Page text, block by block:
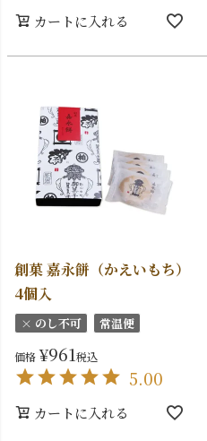
カートに入れる
創菓 嘉永餅（かえいもち）
4個入
× のし不可 常温便
価格 ¥961税込
5.00
カートに入れる